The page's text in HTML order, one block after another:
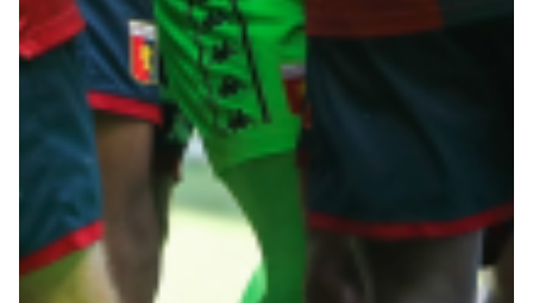
Accessori
Party
Outlet
Caffè Boasi x Genoa